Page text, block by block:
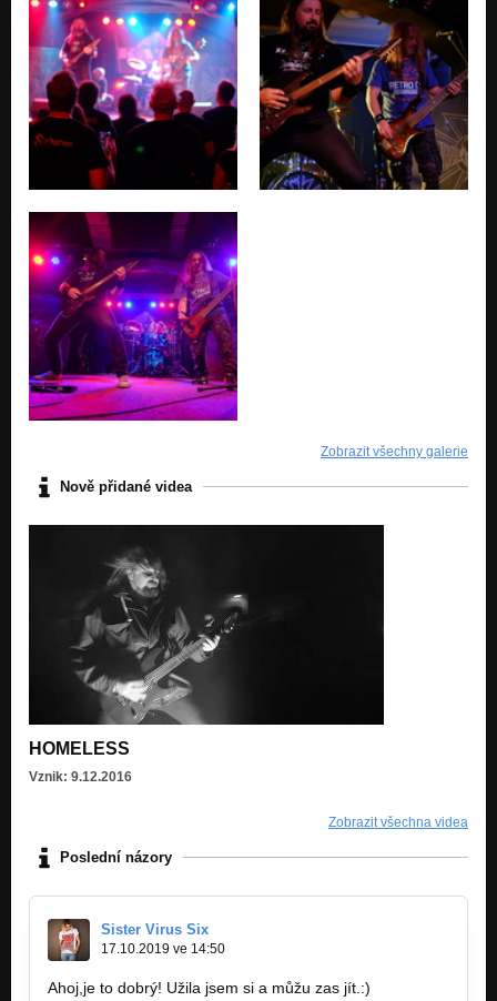
Zobrazit všechny galerie
Nově přidané videa
HOMELESS
Vznik: 9.12.2016
Zobrazit všechna videa
Poslední názory
Sister Virus Six
17.10.2019 ve 14:50
Ahoj,je to dobrý! Užila jsem si a můžu zas jít.:)